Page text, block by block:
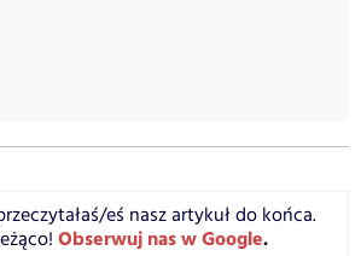
eś nasz artykuł do końca.
Obserwuj nas w Google.